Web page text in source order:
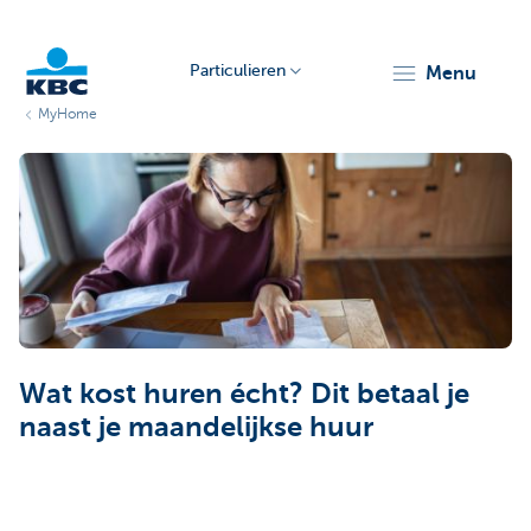
Particulieren
Particulieren menu
MyHome
Wat kost huren écht? Dit betaal je
naast je maandelijkse huur